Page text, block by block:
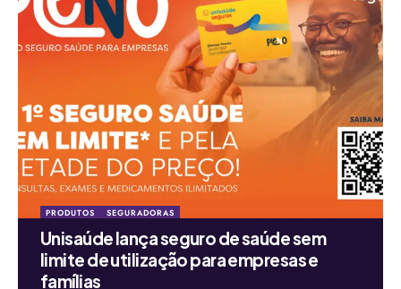
PRODUTOS SEGURADORAS
Unisaúde lança seguro de saúde sem
limite de utilização para empresas e
famílias